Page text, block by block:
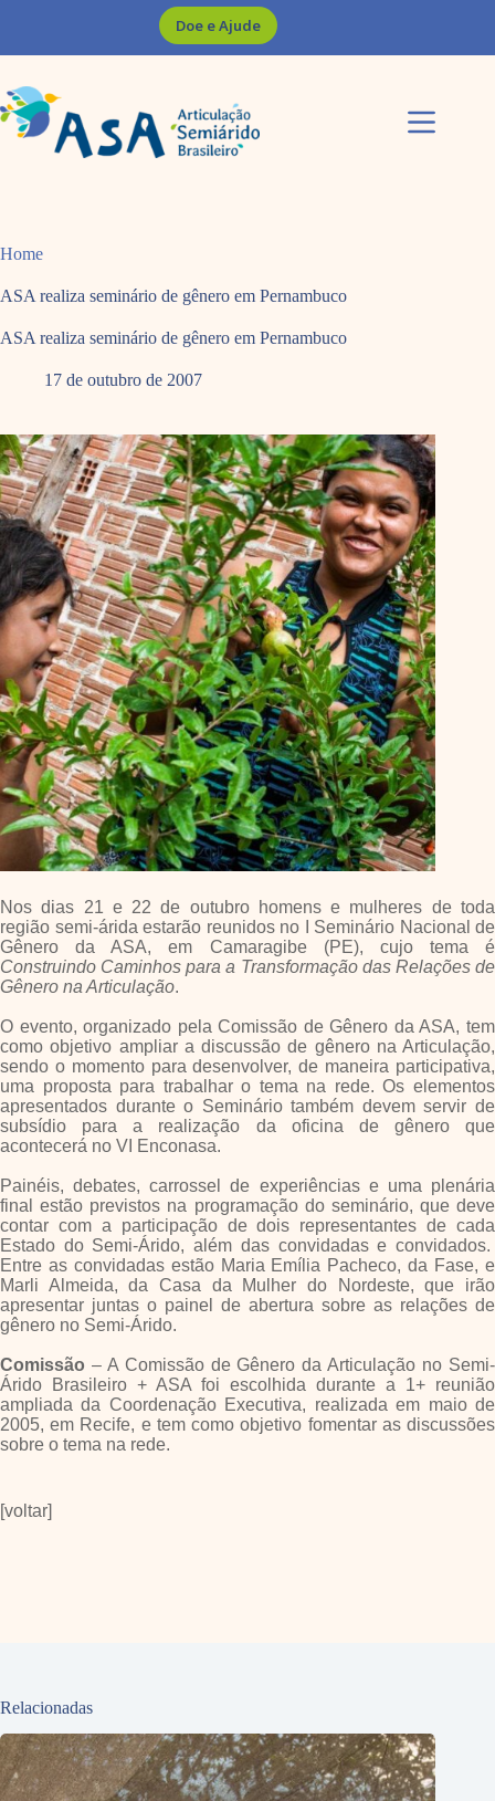
Doe e Ajude
Home
ASA realiza seminário de gênero em Pernambuco
ASA realiza seminário de gênero em Pernambuco
17 de outubro de 2007
Nos dias 21 e 22 de outubro homens e mulheres de toda
região semi-árida estarão reunidos no I Seminário Nacional de
Gênero da ASA, em Camaragibe (PE), cujo tema é
Construindo Caminhos para a Transformação das Relações de
Gênero na Articulação.
O evento, organizado pela Comissão de Gênero da ASA, tem
como objetivo ampliar a discussão de gênero na Articulação,
sendo o momento para desenvolver, de maneira participativa,
uma proposta para trabalhar o tema na rede. Os elementos
apresentados durante o Seminário também devem servir de
subsídio para a realização da oficina de gênero que
acontecerá no VI Enconasa.
Painéis, debates, carrossel de experiências e uma plenária
final estão previstos na programação do seminário, que deve
contar com a participação de dois representantes de cada
Estado do Semi-Árido, além das convidadas e convidados.
Entre as convidadas estão Maria Emília Pacheco, da Fase, e
Marli Almeida, da Casa da Mulher do Nordeste, que irão
apresentar juntas o painel de abertura sobre as relações de
gênero no Semi-Árido.
Comissão – A Comissão de Gênero da Articulação no Semi-
Árido Brasileiro + ASA foi escolhida durante a 1+ reunião
ampliada da Coordenação Executiva, realizada em maio de
2005, em Recife, e tem como objetivo fomentar as discussões
sobre o tema na rede.
[voltar]
Relacionadas